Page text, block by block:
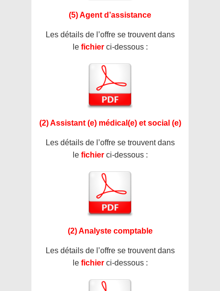
(5) Agent d’assistance
Les détails de l’offre se trouvent dans
le fichier ci-dessous :
(2) Assistant (e) médical(e) et social (e)
Les détails de l’offre se trouvent dans
le fichier ci-dessous :
(2) Analyste comptable
Les détails de l’offre se trouvent dans
le fichier ci-dessous :